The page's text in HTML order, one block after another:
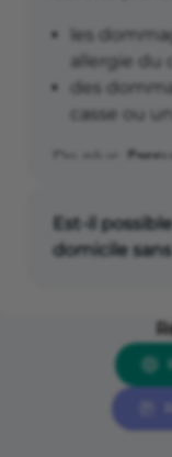
les
allergie du
des
casse ou
De plus,
Est-il
domicile
obligatoire
coiffure(CAP
Cependant,
de 3 ans
l’Union